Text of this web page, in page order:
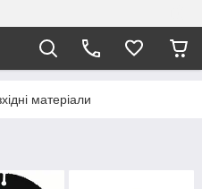
матеріали